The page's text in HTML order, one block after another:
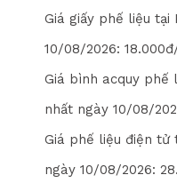
Giá giấy phế liệu tại
10/08/2026: 18
Giá bình acquy phế
nhất ngày 10/08/
Giá phế liệu điện tử
ngày 10/08/2026: 28